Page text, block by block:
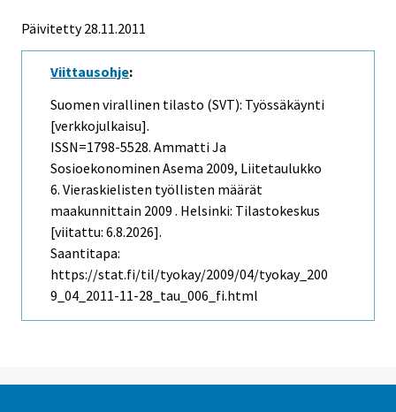
Päivitetty 28.11.2011
Viittausohje:
Suomen virallinen tilasto (SVT): Työssäkäynti
[verkkojulkaisu].
ISSN=1798-5528. Ammatti Ja
Sosioekonominen Asema 2009, Liitetaulukko
6. Vieraskielisten työllisten määrät
maakunnittain 2009 . Helsinki: Tilastokeskus
[viitattu: 6.8.2026].
Saantitapa:
https://stat.fi/til/tyokay/2009/04/tyokay_200
9_04_2011-11-28_tau_006_fi.html